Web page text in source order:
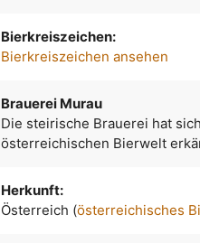
Bierkreiszeichen:
Bierkreiszeichen ansehen
Brauerei Murau
Die steirische Brauerei hat
österreichischen Bierwelt
Herkunft:
Österreich (österreichisches